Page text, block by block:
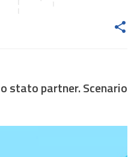
stato partner. Scenario